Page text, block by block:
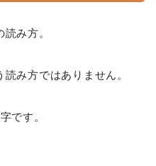
み方。
み方ではありません。
です。